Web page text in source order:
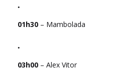
01h30 – Mambolada
03h00 – Alex Vitor